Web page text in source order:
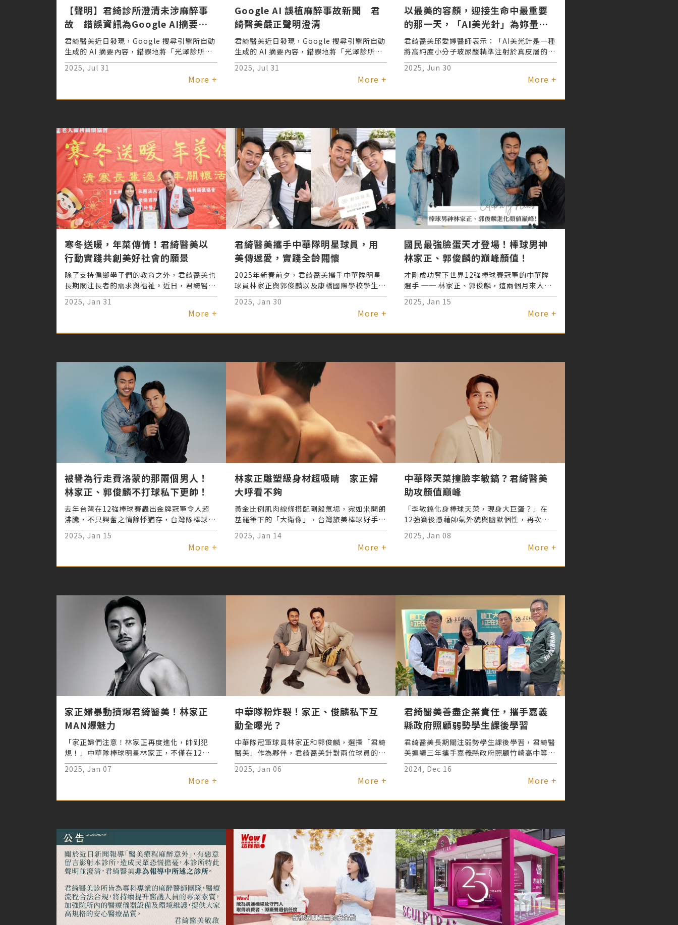
【聲明】君綺診所澄清未涉麻醉事
故 錯誤資訊為Google AI摘要誤
植事件
君綺醫美近日發現，Google 搜尋引擎所自動
生成的 AI 摘要內容，錯誤地將「光澤診所」
涉及麻醉事故之新聞資訊，誤植為君綺醫美相
關事件，導致社會大眾對品牌產生誤解與不當
聯想。對此，君綺已發出嚴正聲明，要求
息，若有疑義，歡迎主動向診所查證正確資
訊。君綺強調，其始終秉持高標準醫療規範，
提供原廠正貨、專業醫師團隊以及麻醉專科醫
師全程守護，致力打造安全且安心的醫美環
境。
2025, Jul 31
More +
Google AI 誤植麻醉事故新聞 君
綺醫美嚴正聲明澄清
君綺醫美近日發現，Google 搜尋引擎所自動
生成的 AI 摘要內容，錯誤地將「光澤診所」
涉及麻醉事故之新聞資訊，誤植為君綺醫美相
關事件，導致社會大眾對品牌產生誤解與不當
聯想。對此，君綺已發出嚴正聲明，要求
息，若有疑義，歡迎主動向診所查證正確資
訊。君綺強調，其始終秉持高標準醫療規範，
提供原廠正貨、專業醫師團隊以及麻醉專科醫
師全程守護，致力打造安全且安心的醫美環
境。
2025, Jul 31
More +
以最美的容顏，迎接生命中最重要
的那一天，「AI美光針」為妳量身
打造，綻放幸福水光肌
君綺醫美邱愛婷醫師表示：「AI美光針是一種
將高純度小分子玻尿酸精準注射於真皮層的療
程，幫助穩定肌膚結構、強化保濕、啟動膠原
蛋白與彈力蛋白產生的療程。適合敏弱膚況、
乾燥粗糙、凹疤等膚質，可有效修復並回復滑
2025, Jun 30
More +
寒冬送暖，年菜傳情！君綺醫美以
行動實踐共創美好社會的願景
除了支持偏鄉學子們的教育之外，君綺醫美也
長期關注長者的需求與福祉。近日，君綺醫美
攜手中華民國老人福利關懷協會及康橋國際學
校童工志工團，在萬華區和平青草園舉辦「新
春寒冬送暖、年菜傳情」公益活動，為萬華四
春節更添愛與溫馨。
2025, Jan 31
More +
君綺醫美攜手中華隊明星球員，用
美傳遞愛，實踐全齡關懷
2025年新春前夕，君綺醫美攜手中華隊明星
球員林家正與郭俊麟以及康橋國際學校學生，
連續舉辦兩場公益活動，從新生代人才培育到
長者關懷，展現對社會的承諾，以實際行動實
2025, Jan 30
More +
國民最強臉蛋天才登場！棒球男神
林家正、郭俊麟的巔峰顏值！
才剛成功奪下世界12強棒球賽冠軍的中華隊
選手 ── 林家正、郭俊麟，這兩個月來人氣
暴漲，攻佔各大社群媒體版面，在球場上投、
擊球間每個動作更是牽動了無數迷妹的心跳
(〃∀〃)♡ 不輸韓國歐巴的絕頂顏值帥到G編
巔峰的秘密！迷妹們趕快筆記起來～♡
2025, Jan 15
More +
被譽為行走費洛蒙的那兩個男人！
林家正、郭俊麟不打球私下更帥！
去年台灣在12強棒球賽轟出金牌冠軍令人超
沸騰，不只興奮之情餘悸猶存，台灣隊棒球選
手也各個一砲而紅，其中超型男鐵捕林家正與
666投手郭俊麟更是話題焦點，一舉一動都受
關注！行程滿檔的他們特別撥出空檔選擇到
的模樣又更圈粉！
2025, Jan 15
More +
林家正雕塑級身材超吸睛 家正婦
大呼看不夠
黃金比例肌肉線條搭配剛毅氣場，宛如米開朗
基羅筆下的「大衛像」，台灣旅美棒球好手林
家正近期拍攝一支醫美廣告，在世界棒球12
強奪冠之後再掀網路討論熱潮。粉絲狂讚：
「這不只是行走的藝術品，更是力量與美感的
2025, Jan 14
More +
中華隊天菜撞臉李敏鎬？君綺醫美
助攻顏值巔峰
「李敏鎬化身棒球天菜，現身大巨蛋？」在
12強賽後憑藉帥氣外貌與幽默個性，再次成
為話題中心的中華隊「護國神骰」郭俊麟，這
次攜手君綺醫美展開顏值進化計畫，透過專業
的音波拉提與皮秒雷射療程，不僅成功修復因
2025, Jan 08
More +
家正婦暴動擠爆君綺醫美！林家正
MAN爆魅力
「家正婦們注意！林家正再度進化，帥到犯
規！」中華隊棒球明星林家正，不僅在12強
賽場上展現實力，賽後憑藉君綺醫美的黑科技
療程，進化成超MAN魅力男神，掀起粉絲圈
的「家正婦暴動」。君綺醫美打造屬於運動員
2025, Jan 07
More +
中華隊粉炸裂！家正、俊麟私下互
動全曝光？
中華隊冠軍球員林家正和郭俊麟，選擇「君綺
醫美」作為夥伴，君綺醫美針對兩位球員的調
理需求，分別替林家正和郭俊麟客製了全面性
的療程規劃。
2025, Jan 06
More +
君綺醫美善盡企業責任，攜手嘉義
縣政府照顧弱勢學生課後學習
君綺醫美長期關注弱勢學生課後學習，君綺醫
美連續三年攜手嘉義縣政府照顧竹崎高中等
10所學校辦理晚自習及課後照顧，鼓勵學子
向學，讓10所學校的弱勢學生能有安全舒適
的課後學習環境，陪伴並點亮學子的求學路。
2024, Dec 16
More +